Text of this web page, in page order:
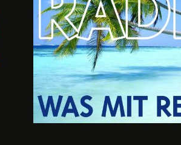
URLAUBSFRUST – IST REISEN
KAPUTT?
Philipp Laage „Travel is broken“ - Wege aus
Urlaubsfalle